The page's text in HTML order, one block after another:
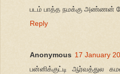
படம் பாத்த நமக்கு அண்ணன்
Reply
Anonymous 17 January
பன்னிக்குட்டி ஆர்வத்துல